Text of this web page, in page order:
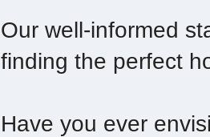
Our well-informed
finding the perfect
Have you ever